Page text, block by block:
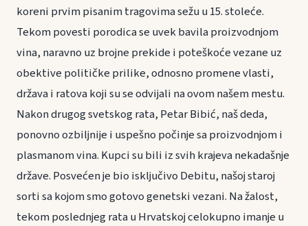
koreni prvim pisanim tragovima sežu u 15. stoleće.
Tekom povesti porodica se uvek bavila proizvodnjom
vina, naravno uz brojne prekide i poteškoće vezane uz
obektive političke prilike, odnosno promene vlasti,
država i ratova koji su se odvijali na ovom našem mestu.
Nakon drugog svetskog rata, Petar Bibić, naš deda,
ponovno ozbiljnije i uspešno počinje sa proizvodnjom i
plasmanom vina. Kupci su bili iz svih krajeva nekadašnje
države. Posvećen je bio isključivo Debitu, našoj staroj
sorti sa kojom smo gotovo genetski vezani. Na žalost,
tekom poslednjeg rata u Hrvatskoj celokupno imanje u